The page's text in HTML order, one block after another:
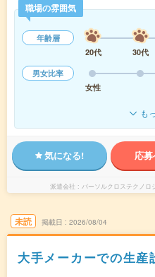
職場の雰囲気
年齢層
20代
30代
男女比率
女性
も
気になる! 応
派遣会社 パーソルクロステクノロ
未読 掲載日 2026/08/04
大手メーカーでの生産